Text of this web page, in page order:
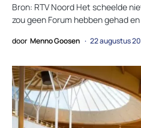
Bron: RTV Noord Het scheelde
zou geen Forum hebben gehad
door Menno Goosen 22 augustus